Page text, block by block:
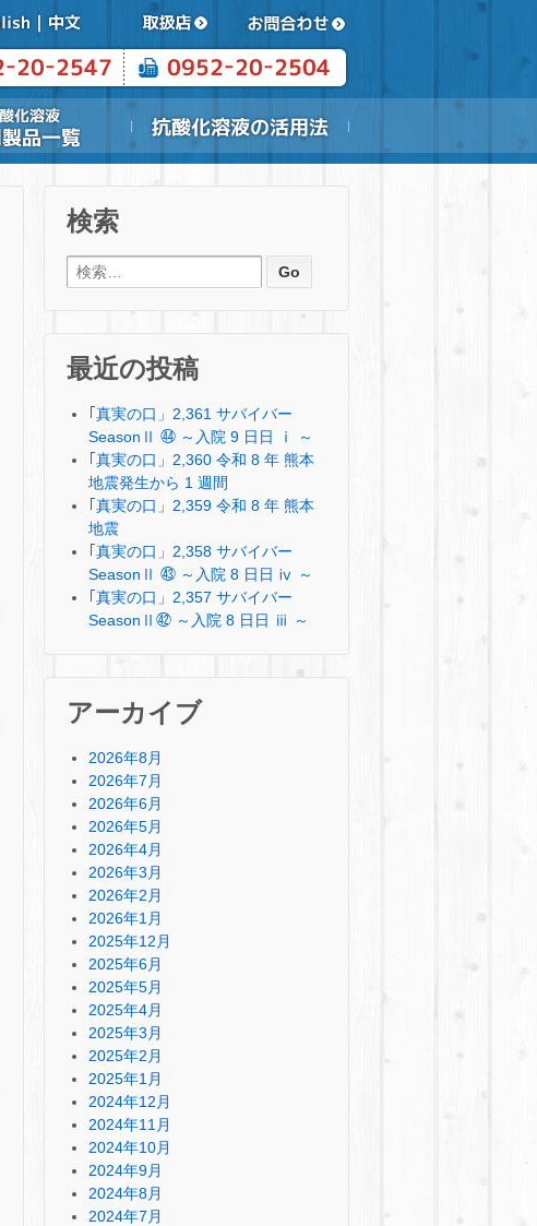
検索
検索:
最近の投稿
｢真実の口」2,361 サバイバー
SeasonⅡ ㊹ ～入院 9 日日 ⅰ ～
｢真実の口」2,360 令和 8 年 熊本
地震発生から 1 週間
｢真実の口」2,359 令和 8 年 熊本
地震
｢真実の口」2,358 サバイバー
SeasonⅡ ㊸ ～入院 8 日日 ⅳ ～
｢真実の口」2,357 サバイバー
SeasonⅡ㊷ ～入院 8 日日 ⅲ ～
アーカイブ
2026年8月
2026年7月
2026年6月
2026年5月
2026年4月
2026年3月
2026年2月
2026年1月
2025年12月
2025年6月
2025年5月
2025年4月
2025年3月
2025年2月
2025年1月
2024年12月
2024年11月
2024年10月
2024年9月
2024年8月
2024年7月